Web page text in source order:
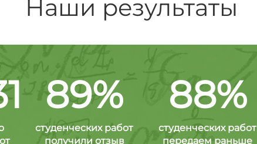
Наши результаты
89%
студенческих работ
получили отзыв
88%
студенческих работ
передаем раньше